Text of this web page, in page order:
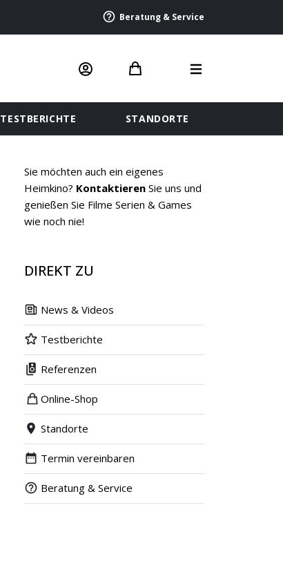
Beratung & Service
TESTBERICHTE STANDORTE
Sie möchten auch ein eigenes
Heimkino? Kontaktieren Sie uns und
genießen Sie Filme Serien & Games
wie noch nie!
DIREKT ZU
News & Videos
Testberichte
Referenzen
Online-Shop
Standorte
Termin vereinbaren
Beratung & Service